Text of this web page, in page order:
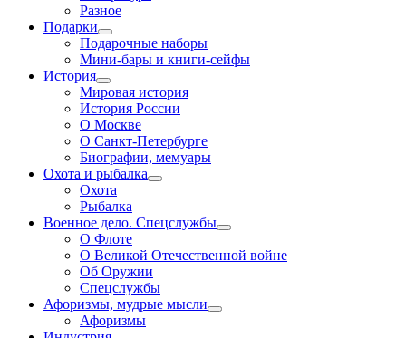
Разное
Подарки
Подарочные наборы
Мини-бары и книги-сейфы
История
Мировая история
История России
О Москве
О Санкт-Петербурге
Биографии, мемуары
Охота и рыбалка
Охота
Рыбалка
Военное дело. Спецслужбы
О Флоте
О Великой Отечественной войне
Об Оружии
Спецслужбы
Афоризмы, мудрые мысли
Афоризмы